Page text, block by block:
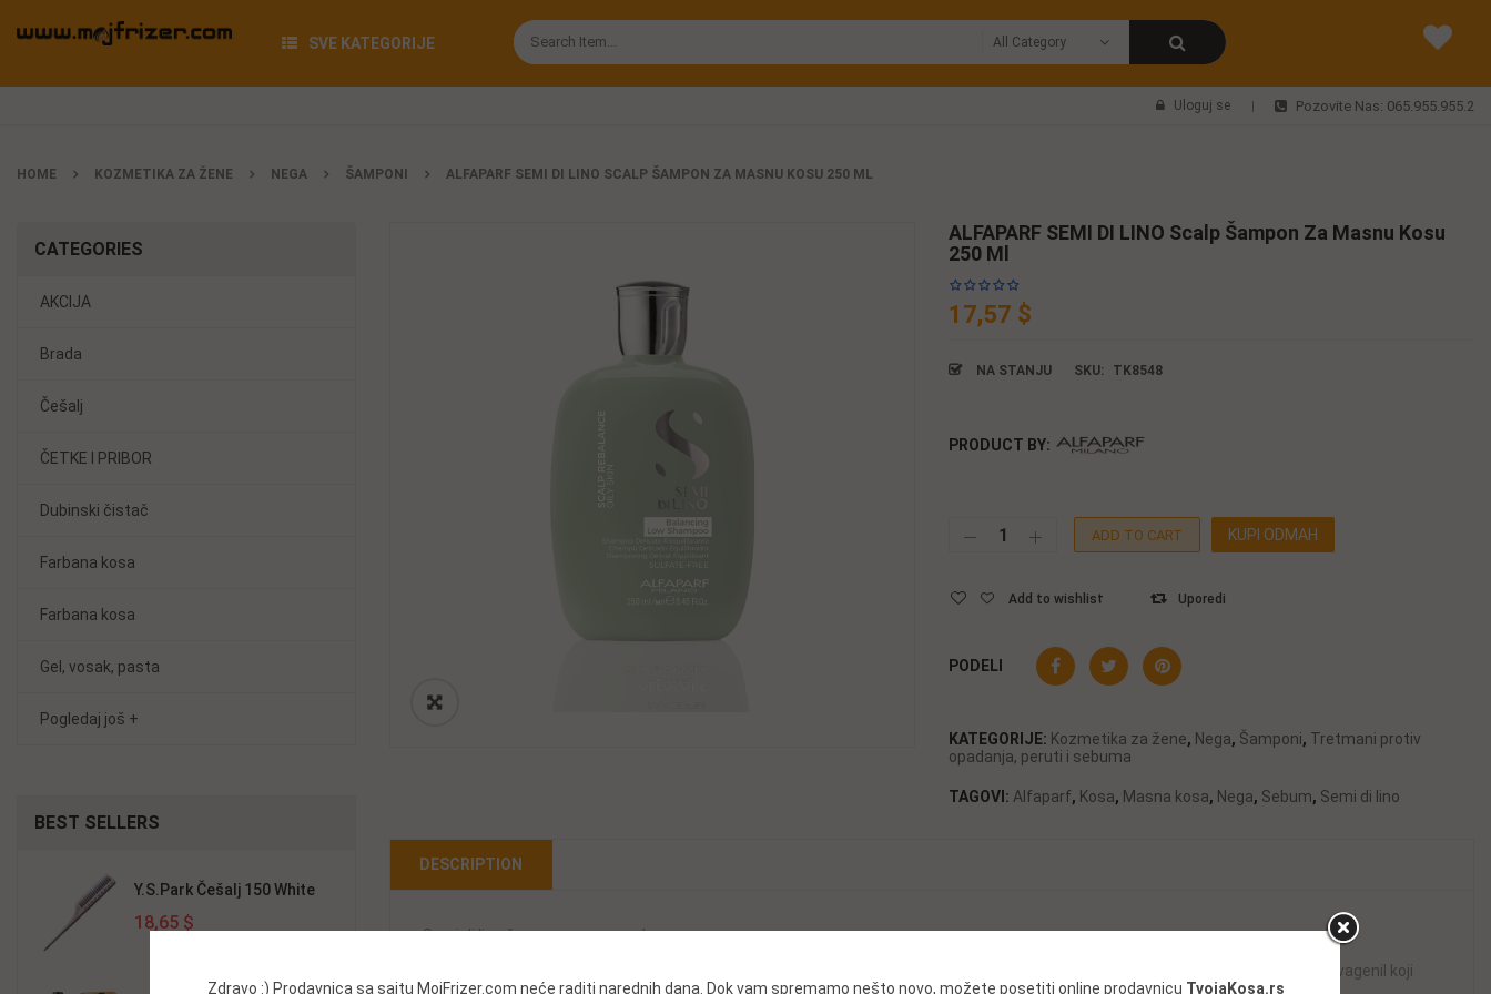
SVE KATEGORIJE
Pozovite Nas: 065.955.955.2
Uloguj se
HOME KOZMETIKA ZA ŽENE NEGA ŠAMPONI ALFAPARF SEMI DI LINO SCALP ŠAMPON ZA MASNU KOSU 250 ML
CATEGORIES
AKCIJA
Brada
Češalj
ČETKE I PRIBOR
Dubinski čistač
Farbana kosa
Farbana kosa
Gel, vosak, pasta
Pogledaj još +
BEST SELLERS
Y.S.Park Češalj 150 White
18,65 $
ALFAPARF SEMI DI LINO Scalp Šampon Za Masnu Kosu
250 Ml
17,57 $
NA STANJU SKU: TK8548
PRODUCT BY:
ADD TO CART KUPI ODMAH
Add to wishlist Uporedi
PODELI
KATEGORIJE: Kozmetika za žene, Nega, Šamponi, Tretmani protiv
opadanja, peruti i sebuma
TAGOVI: Alfaparf, Kosa, Masna kosa, Nega, Sebum, Semi di lino
DESCRIPTION
Semi di lino šampon za masnu kosu
Pomaže kosi koja se brzo masti. Sadrži ekstrakt biljke Buchu koja uspostavlja ravnotežu lojnog sekreta i redukuje ga. Sadrži Renovagenil koji
Zdravo :) Prodavnica sa sajtu MojFrizer.com neće raditi narednih dana. Dok vam spremamo nešto novo, možete posetiti online prodavnicu TvojaKosa.rs